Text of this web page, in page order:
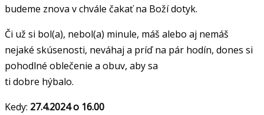
budeme znova v chvále čakať na Boží dotyk.
Či už si bol(a), nebol(a) minule, máš alebo aj nemáš
nejaké skúsenosti, neváhaj a príď na pár hodín, dones si
pohodlné oblečenie a obuv, aby sa
ti dobre hýbalo.
Kedy: 27.4.2024 o 16.00